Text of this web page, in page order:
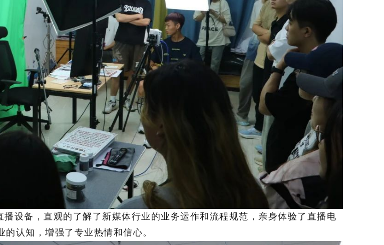
设备，直观的了解了新媒体行业的业务运作和流程规范，亲身体验了直播电
认知，增强了专业热情和信心。